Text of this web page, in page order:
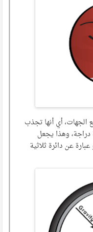
أي أنها تجذب
دراجة، وهذا يجعل
عن دائرة ثلاثية